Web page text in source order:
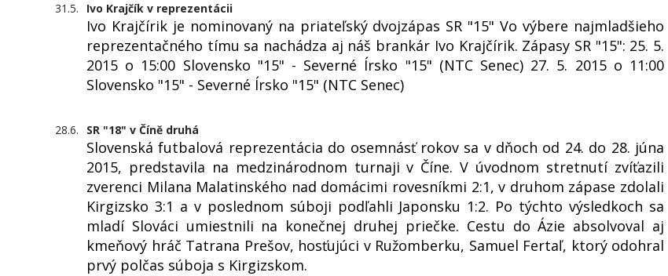
31.5. Ivo Krajčík v reprezentácii
Ivo Krajčírik je nominovaný na priateľský dvojzápas SR "15" Vo výbere najmladšieho
reprezentačného tímu sa nachádza aj náš brankár Ivo Krajčírik. Zápasy SR "15": 25. 5.
2015 o 15:00 Slovensko "15" - Severné Írsko "15" (NTC Senec) 27. 5. 2015 o 11:00
Slovensko "15" - Severné Írsko "15" (NTC Senec)
28.6. SR "18" v Číně druhá
Slovenská futbalová reprezentácia do osemnásť rokov sa v dňoch od 24. do 28. júna
2015, predstavila na medzinárodnom turnaji v Číne. V úvodnom stretnutí zvíťazili
zverenci Milana Malatinského nad domácimi rovesníkmi 2:1, v druhom zápase zdolali
Kirgizsko 3:1 a v poslednom súboji podľahli Japonsku 1:2. Po týchto výsledkoch sa
mladí Slováci umiestnili na konečnej druhej priečke. Cestu do Ázie absolvoval aj
kmeňový hráč Tatrana Prešov, hosťujúci v Ružomberku, Samuel Fertaľ, ktorý odohral
prvý polčas súboja s Kirgizskom.